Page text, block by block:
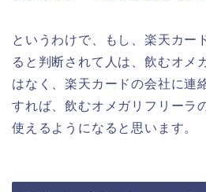
というわけで、もし、楽天カー
ると判断されて人は、飲むオメ
はなく、楽天カードの会社に連
すれば、飲むオメガリフリーラ
使えるようになると思います。